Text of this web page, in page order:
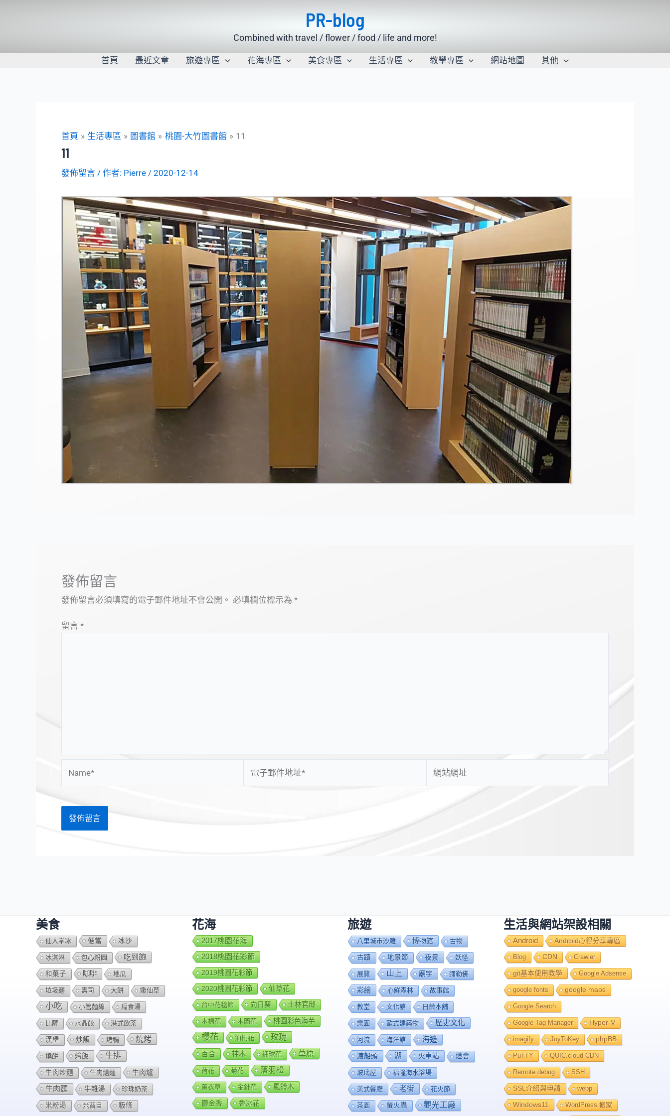
PR-blog
Combined with travel / flower / food / life and more!
首頁 最近文章 旅遊專區 花海專區 美食專區 生活專區 教學專區 網站地圖 其他
首頁 生活專區 圖書館 桃園-大竹圖書館 11
11
發佈留言 / 作者: Pierre / 2020-12-14
發佈留言
發佈留言必須填寫的電子郵件地址不會公開。 必填欄位標示為 *
留言 *
站
美食
仙人掌冰 便當 冰沙
冰淇淋 包心粉園 吃到飽
和菓子 咖啡 地瓜
垃圾麵 壽司 大餅 嫰仙草
小吃 小管麵線 扁食湯
比薩 水晶餃 港式飲茶
漢堡 炒飯 烤鴨 燒烤
燒餅 燴飯 牛排
牛肉炒麵 牛肉熗麵 牛肉爐
牛肉麵 牛雜湯 珍珠奶茶
米粉湯 米苔目 粄條
花海
2017桃園花海
2018桃園花彩節
2019桃園花彩節
2020桃園花彩節
仙草花
台中花毯節 向日葵 士林官邸
木棉花 木蘭花 桃園彩色海芋
櫻花 油桐花 玫瑰
百合 神木 繡球花 草原
荷花 菊花 落羽松
薰衣草 金針花 風鈴木
鬱金香 魯冰花
旅遊
八里城市沙雕 博物館 古物
古蹟 地景節 夜景 妖怪
展覽 山上 廟宇 彌勒佛
彩繪 心鮮森林 故事館
教堂 文化館 日藥本舖
樂園 歐式建築物 歷史文化
河流 海洋館 海邊
渡船頭 湖 火車站 燈會
玻璃屋 福隆海水浴場
美式餐廳 老街 花火節
茶園 螢火蟲 觀光工廠
生活與網站架設相關
Android Android心得分享專區
Blog CDN Crawler
git基本使用教學 Google Adsense
google fonts google maps
Google Search
Google Tag Manager Hyper-V
imagify JoyToKey phpBB
PuTTY QUIC.cloud CDN
Remote debug SSH
SSL介紹與申請 webp
Windows11 WordPress 搬家